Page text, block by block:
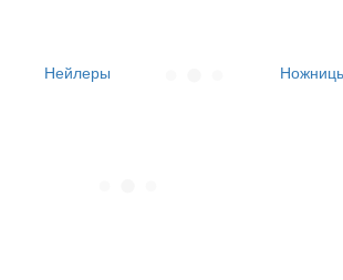
Нейлеры